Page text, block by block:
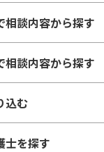
相談内容から探す
相談内容から探す
込む
士を探す